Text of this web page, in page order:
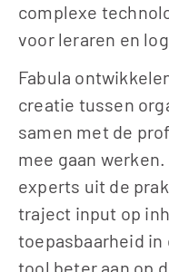
complexe
voor leraren en
Fabula
creatie tussen
samen met de
mee gaan
experts uit de
traject input op
toepasbaarheid in
tool beter aan op